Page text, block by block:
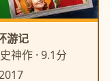
游记
神作 · 9.1分